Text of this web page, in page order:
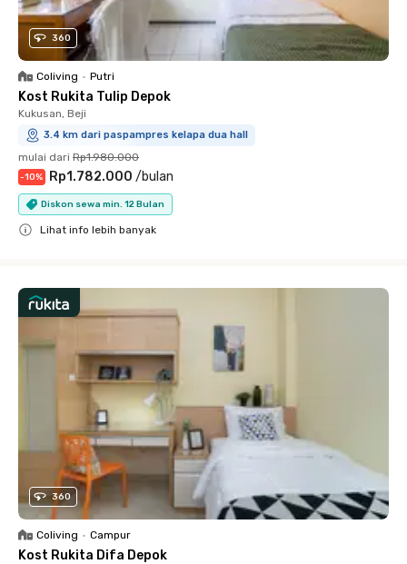
360
Coliving • Putri
Kost Rukita Tulip Depok
Kukusan, Beji
3.4 km dari paspampres kelapa dua hall
mulai dari Rp1.980.000
-10% Rp1.782.000 /bulan
Diskon sewa min. 12 Bulan
Lihat info lebih banyak
360
Coliving • Campur
Kost Rukita Difa Depok